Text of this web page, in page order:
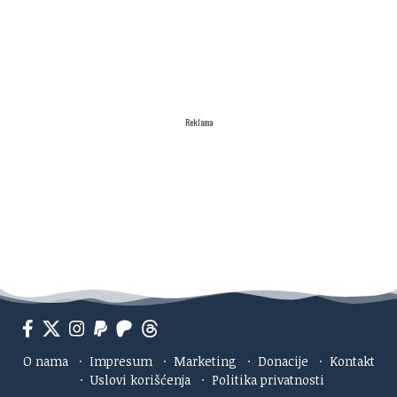
Reklama
O nama · Impresum · Marketing · Donacije · Kontakt
· Uslovi korišćenja · Politika privatnosti